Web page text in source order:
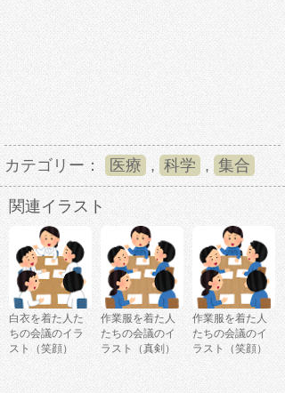
カテゴリー： 医療 , 科学 , 集合
関連イラスト
白衣を着た人た
ちの会議のイラ
スト（笑顔）
作業服を着た人
たちの会議のイ
ラスト（真剣）
作業服を着た人
たちの会議のイ
ラスト（笑顔）